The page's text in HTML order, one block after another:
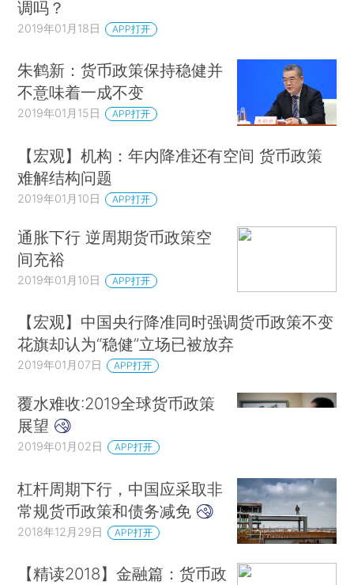
调吗？
2019年01月18日 APP打开
朱鹤新：货币政策保持稳健并
不意味着一成不变
2019年01月15日 APP打开
【宏观】机构：年内降准还有空间 货币政策
难解结构问题
2019年01月10日 APP打开
通胀下行 逆周期货币政策空
间充裕
2019年01月10日 APP打开
【宏观】中国央行降准同时强调货币政策不变
花旗却认为“稳健”立场已被放弃
2019年01月07日 APP打开
覆水难收:2019全球货币政策
展望
2019年01月02日 APP打开
杠杆周期下行，中国应采取非
常规货币政策和债务减免
2018年12月29日 APP打开
【精读2018】金融篇：货币政